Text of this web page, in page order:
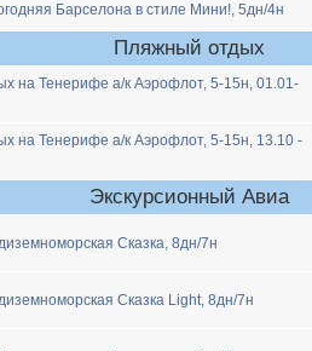
Барселона в стиле Мини!, 5дн/4н
Пляжный отдых
на Тенерифе а/к Аэрофлот, 5-15н, 01.01-
на Тенерифе а/к Аэрофлот, 5-15н, 13.10 -
Экскурсионный Авиа
Сказка, 8дн/7н
Сказка Light, 8дн/7н